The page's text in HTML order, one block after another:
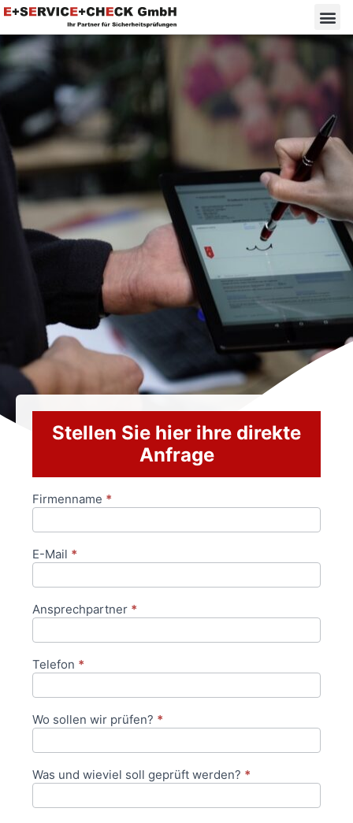
Stellen Sie hier ihre direkte
Anfrage
Anfrageformular
Firmenname *
E-Mail *
Ansprechpartner *
Telefon *
Wo sollen wir prüfen? *
Was und wieviel soll geprüft werden? *